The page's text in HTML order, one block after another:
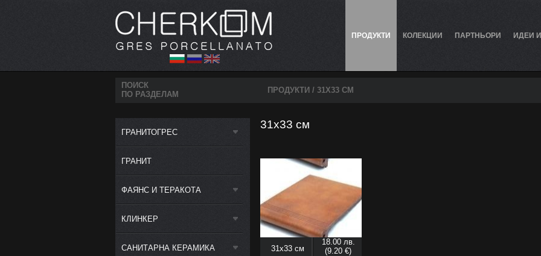
ПРОДУКТИ КОЛЕКЦИИ ПАРТНЬОРИ ИДЕИ
ПОИСК
ПО РАЗДЕЛАМ
ПРОДУКТИ / 31X33 СМ
ГРАНИТОГРЕС
ГРАНИТ
ФАЯНС И ТЕРАКОТА
КЛИНКЕР
САНИТАРНА КЕРАМИКА
31x33 см
31x33 см
18.00 лв.
(9.20 €)